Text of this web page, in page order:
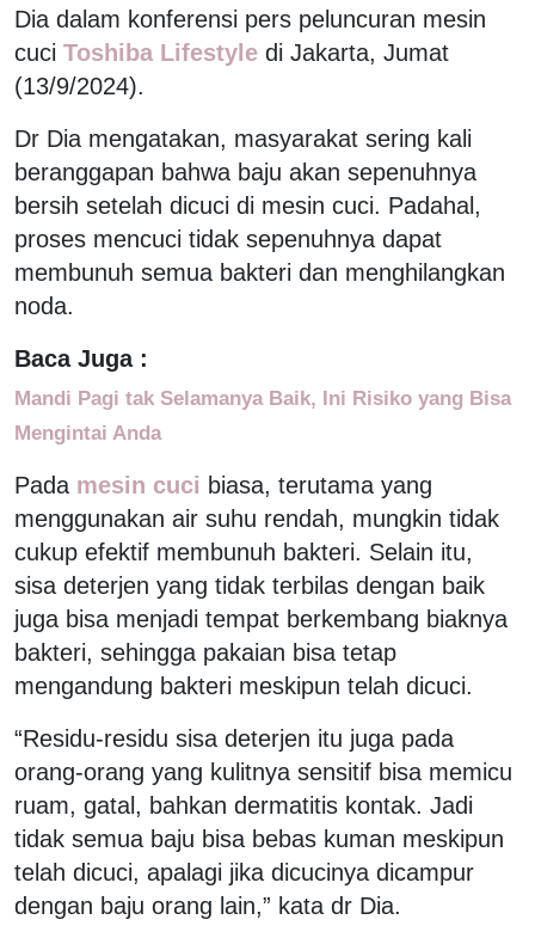
Dia dalam konferensi pers peluncuran mesin
cuci Toshiba Lifestyle di Jakarta, Jumat
(13/9/2024).
Dr Dia mengatakan, masyarakat sering kali
beranggapan bahwa baju akan sepenuhnya
bersih setelah dicuci di mesin cuci. Padahal,
proses mencuci tidak sepenuhnya dapat
membunuh semua bakteri dan menghilangkan
noda.
Baca Juga :
Mandi Pagi tak Selamanya Baik, Ini Risiko yang Bisa
Mengintai Anda
Pada mesin cuci biasa, terutama yang
menggunakan air suhu rendah, mungkin tidak
cukup efektif membunuh bakteri. Selain itu,
sisa deterjen yang tidak terbilas dengan baik
juga bisa menjadi tempat berkembang biaknya
bakteri, sehingga pakaian bisa tetap
mengandung bakteri meskipun telah dicuci.
“Residu-residu sisa deterjen itu juga pada
orang-orang yang kulitnya sensitif bisa memicu
ruam, gatal, bahkan dermatitis kontak. Jadi
tidak semua baju bisa bebas kuman meskipun
telah dicuci, apalagi jika dicucinya dicampur
dengan baju orang lain,” kata dr Dia.